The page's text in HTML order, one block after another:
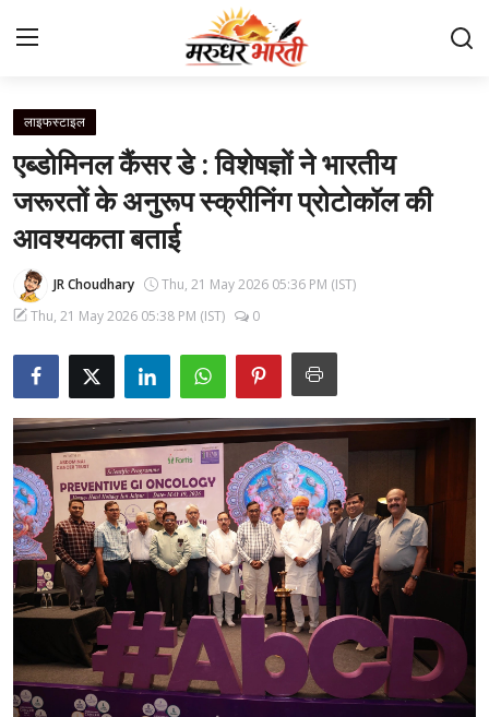
Home
संपर्क करें
हमारे बारे में
देश
राजस्थान
मनोरंजन
टेक
ऑटो
लाइफस्टाइल
खेल
लाइफस्टाइल
एब्डोमिनल कैंसर डे : विशेषज्ञों ने भारतीय
जरूरतों के अनुरूप स्क्रीनिंग प्रोटोकॉल की
आवश्यकता बताई
JR Choudhary
Thu, 21 May 2026 05:36 PM (IST)
Thu, 21 May 2026 05:38 PM (IST)
0